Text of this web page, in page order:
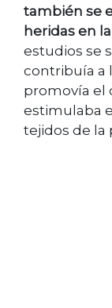
también se
heridas en
estudios se
contribuía a
promovía el
estimulaba
tejidos de la